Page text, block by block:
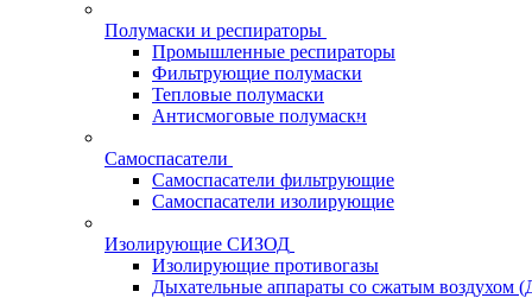
Полумаски и респираторы
Промышленные респираторы
Фильтрующие полумаски
Тепловые полумаски
Антисмоговые полумаски
Самоспасатели
Самоспасатели фильтрующие
Самоспасатели изолирующие
Изолирующие СИЗОД
Изолирующие противогазы
Дыхательные аппараты со сжатым воздухом